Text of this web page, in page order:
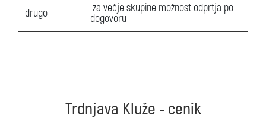
drugo za večje skupine možnost odprtja po
dogovoru
Trdnjava Kluže - cenik